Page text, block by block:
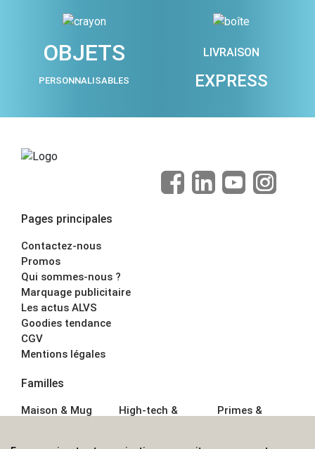
OBJETS
PERSONNALISABLES
LIVRAISON
EXPRESS
Pages principales
Contactez-nous
Promos
Qui sommes-nous ?
Marquage publicitaire
Les actus ALVS
Goodies tendance
CGV
Mentions légales
Familles
Maison & Mug
High-tech &
Primes &